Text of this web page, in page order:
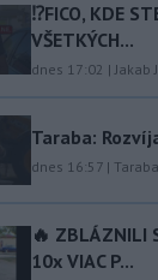
⁉️FICO, KDE
VŠETKÝCH...
dnes 17:02 |Jakab
Taraba:
dnes 16:57 |
🔥 ZBLÁZNILI
10x VIAC P...